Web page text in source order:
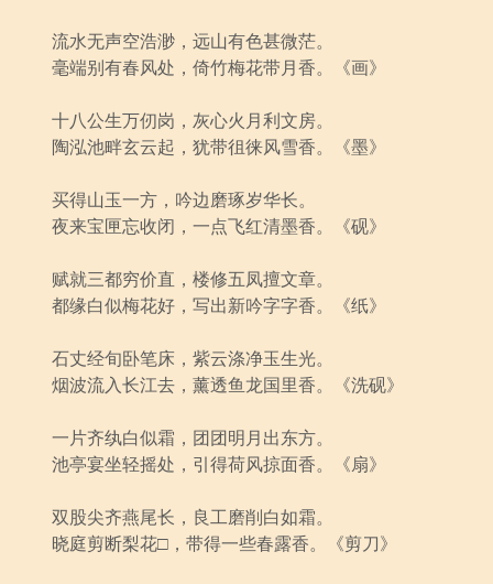
流水无声空浩渺，远山有色甚微茫。
毫端别有春风处，倚竹梅花带月香。《画》
十八公生万仞岗，灰心火月利文房。
陶泓池畔玄云起，犹带徂徕风雪香。《墨》
买得山玉一方，吟边磨琢岁华长。
夜来宝匣忘收闭，一点飞红清墨香。《砚》
赋就三都穷价直，楼修五凤擅文章。
都缘白似梅花好，写出新吟字字香。《纸》
石丈经旬卧笔床，紫云涤净玉生光。
烟波流入长江去，薰透鱼龙国里香。《洗砚》
一片齐纨白似霜，团团明月出东方。
池亭宴坐轻摇处，引得荷风掠面香。《扇》
双股尖齐燕尾长，良工磨削白如霜。
晓庭剪断梨花□，带得一些春露香。《剪刀》